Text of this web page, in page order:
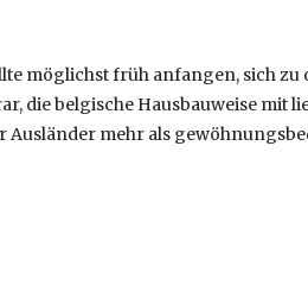
möglichst früh anfangen, sich zu
die belgische Hausbauweise mit
mehr als